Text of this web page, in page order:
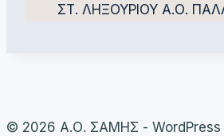
ΣΤ. ΛΗΞΟΥΡΙΟΥ Α.Ο.
© 2026 Α.Ο. ΣΑΜΗΣ - WordPress